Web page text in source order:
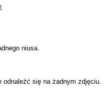
niusa.
odnaleźć się na żadnym zdjęciu.